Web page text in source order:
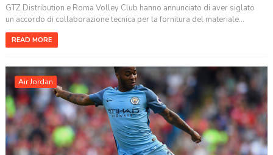
GTZ Distribution e Roma Volley Club hanno annunciato di aver siglato
un accordo di collaborazione tecnica per la fornitura del materiale...
READ MORE
Air Jordan